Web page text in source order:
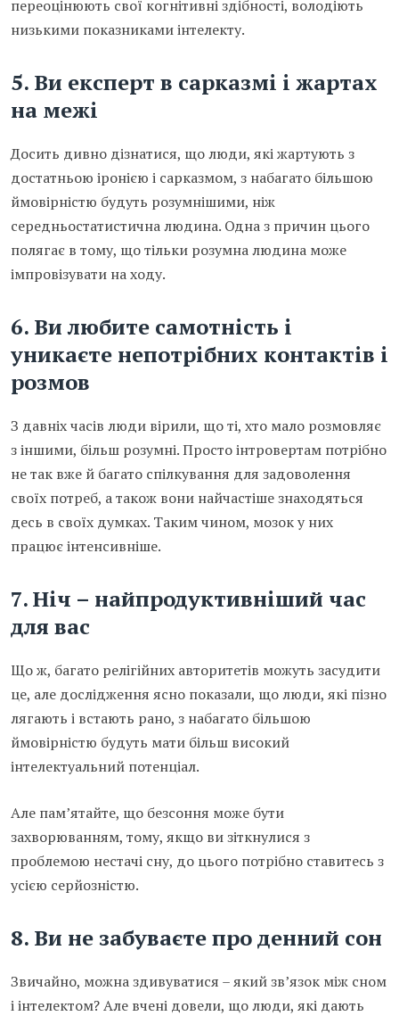
переоцінюють свої когнітивні здібності, володіють
низькими показниками інтелекту.
5. Ви експерт в сарказмі і жартах
на межі
Досить дивно дізнатися, що люди, які жартують з
достатньою іронією і сарказмом, з набагато більшою
ймовірністю будуть розумнішими, ніж
середньостатистична людина. Одна з причин цього
полягає в тому, що тільки розумна людина може
імпровізувати на ходу.
6. Ви любите самотність і
уникаєте непотрібних контактів і
розмов
З давніх часів люди вірили, що ті, хто мало розмовляє
з іншими, більш розумні. Просто інтровертам потрібно
не так вже й багато спілкування для задоволення
своїх потреб, а також вони найчастіше знаходяться
десь в своїх думках. Таким чином, мозок у них
працює інтенсивніше.
7. Ніч – найпродуктивніший час
для вас
Що ж, багато релігійних авторитетів можуть засудити
це, але дослідження ясно показали, що люди, які пізно
лягають і встають рано, з набагато більшою
ймовірністю будуть мати більш високий
інтелектуальний потенціал.
Але пам’ятайте, що безсоння може бути
захворюванням, тому, якщо ви зіткнулися з
проблемою нестачі сну, до цього потрібно ставитесь з
усією серйозністю.
8. Ви не забуваєте про денний сон
Звичайно, можна здивуватися – який зв’язок між сном
і інтелектом? Але вчені довели, що люди, які дають